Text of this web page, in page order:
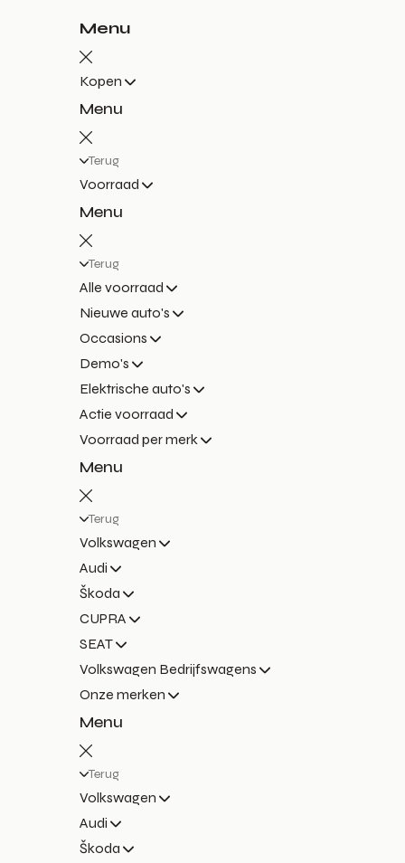
Menu
Kopen
Menu
Terug
Voorraad
Menu
Terug
Alle voorraad
Nieuwe auto's
Occasions
Demo's
Elektrische auto's
Actie voorraad
Voorraad per merk
Menu
Terug
Volkswagen
Audi
Škoda
CUPRA
SEAT
Volkswagen Bedrijfswagens
Onze merken
Menu
Terug
Volkswagen
Audi
Škoda